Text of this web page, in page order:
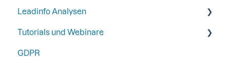
Campaigns
Contacts
Erstellung eines Leadbot
Bearbeitung eines Leadbots
Leadbot Integrations
Leadinfo Analysen
Export
Tutorials und Webinare
Webinare
GDPR